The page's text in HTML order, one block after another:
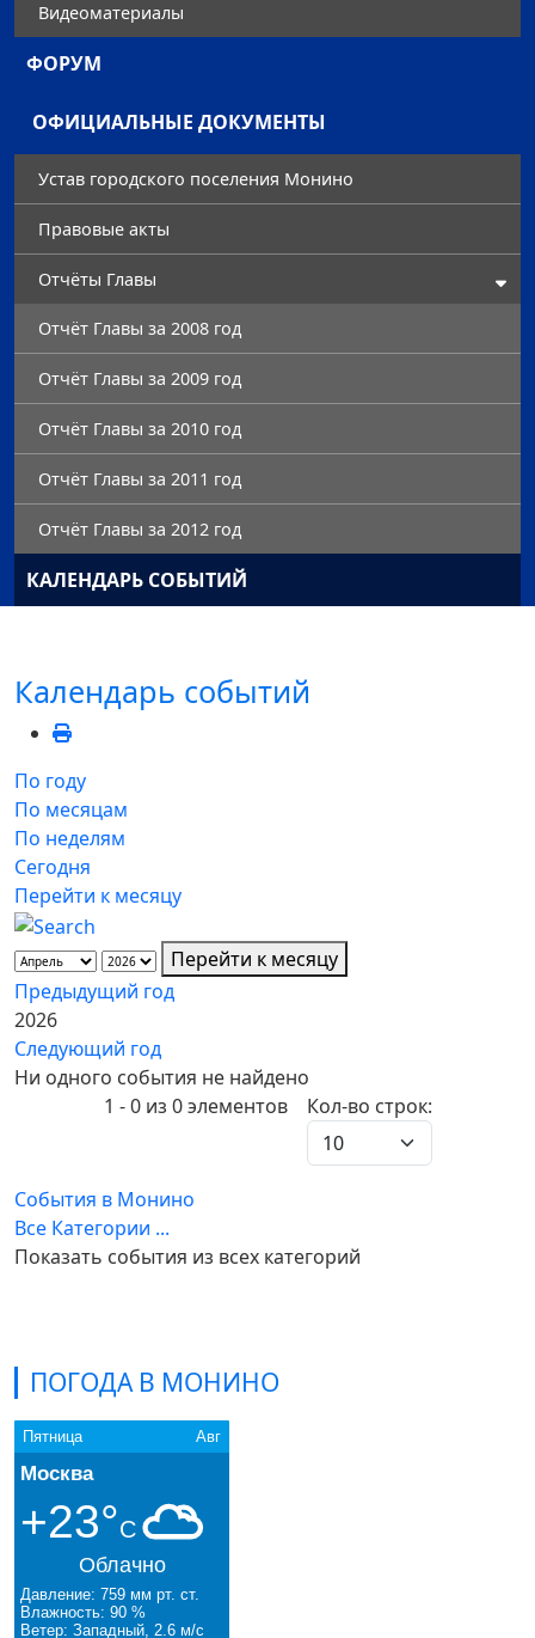
Видеоматериалы
ФОРУМ
ОФИЦИАЛЬНЫЕ ДОКУМЕНТЫ
Устав городского поселения Монино
Правовые акты
Отчёты Главы
Отчёт Главы за 2008 год
Отчёт Главы за 2009 год
Отчёт Главы за 2010 год
Отчёт Главы за 2011 год
Отчёт Главы за 2012 год
КАЛЕНДАРЬ СОБЫТИЙ
ПОГОДА В МОНИНО
Пятница Авг
Москва
+23°C
Облачно
Давление: 759 мм рт. ст.
Влажность: 90 %
Ветер: Западный, 2.6 м/с
Календарь событий
По году
По месяцам
По неделям
Сегодня
Перейти к месяцу
Перейти к месяцу
Предыдущий год
2026
Следующий год
Ни одного события не найдено
Pagination List Limit
1 - 0 из 0 элементов Кол-во строк:
События в Монино
Все Категории ...
Показать события из всех категорий